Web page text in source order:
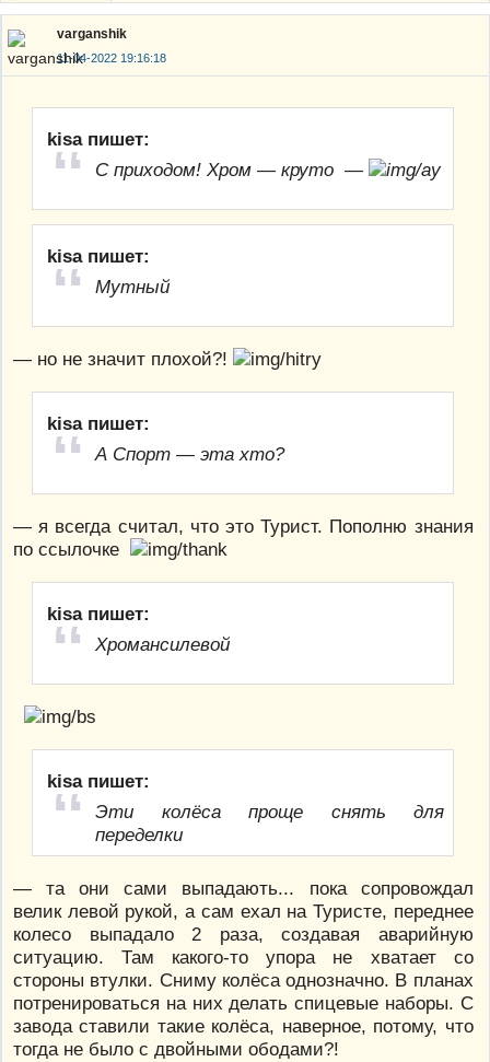
varganshik
11-04-2022 19:16:18
kisa пишет:
С приходом! Хром — круто —
kisa пишет:
Мутный
— но не значит плохой?!
kisa пишет:
А Спорт — эта хто?
— я всегда считал, что это Турист. Пополню знания
по ссылочке
kisa пишет:
Хромансилевой
kisa пишет:
Эти колёса проще снять для
переделки
— та они сами выпадають... пока сопровождал
велик левой рукой, а сам ехал на Туристе, переднее
колесо выпадало 2 раза, создавая аварийную
ситуацию. Там какого-то упора не хватает со
стороны втулки. Сниму колёса однозначно. В планах
потренироваться на них делать спицевые наборы. С
завода ставили такие колёса, наверное, потому, что
тогда не было с двойными ободами?!